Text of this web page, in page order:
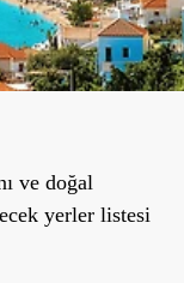
ve doğal
yerler listesi